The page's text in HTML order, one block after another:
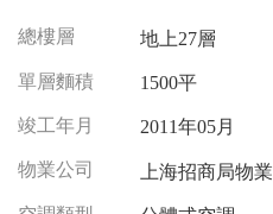
總樓層 地上27層
單層麵積 1500平
竣工年月 2011年05月
物業公司 上海招商局物業